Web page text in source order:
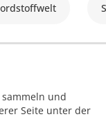
und
Seite unter der